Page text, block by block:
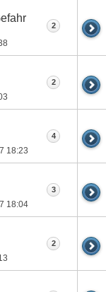
2
2
18:23
4
18:04
3
2